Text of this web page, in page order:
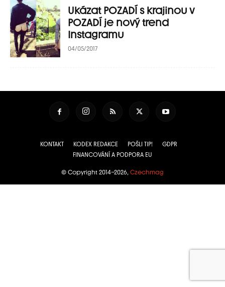
Ukázat POZADÍ s krajinou v
POZADÍ je nový trend
Instagramu
04/05/2017
KONTAKT KODEX REDAKCE POŠLI TIP!
GDPR
FINANCOVÁNÍ A PODPORA EU
© Copyright 2014–2026, Czechmag